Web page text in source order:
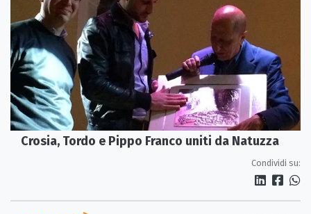
Crosia, Tordo e Pippo Franco uniti da Natuzza
Condividi su: